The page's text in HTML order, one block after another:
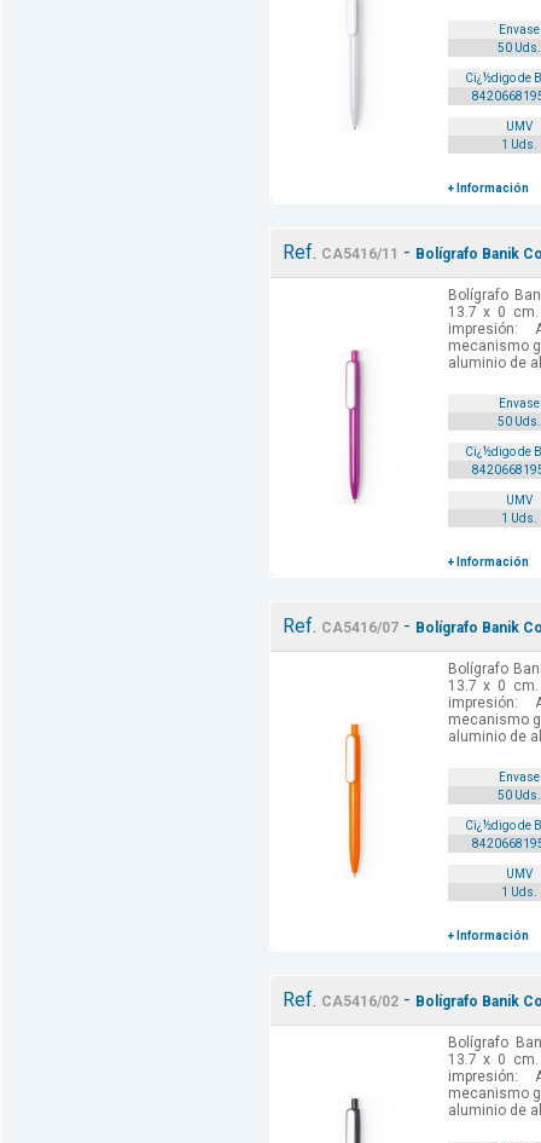
Envase
50 Uds.
Cï¿½digo de
UMV
1 Uds.
+ Información
Ref. CA5416/11 - Bolígrafo Banik
Bolígrafo
13.7 x 0
impresión:
mecanismo
aluminio de
Envase
50 Uds.
Cï¿½digo de
UMV
1 Uds.
+ Información
Ref. CA5416/07- Bolígrafo Banik
Bolígrafo
13.7 x 0
impresión:
mecanismo
aluminio de
Envase
50 Uds.
Cï¿½digo de
UMV
1 Uds.
+ Información
Ref. CA5416/02- Bolígrafo Banik
Bolígrafo
13.7 x 0
impresión:
mecanismo
aluminio de